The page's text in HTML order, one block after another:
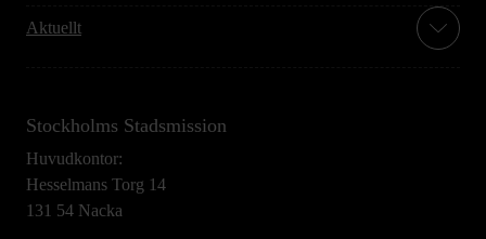
Aktuellt
Stockholms Stadsmission
Huvudkontor:
Hesselmans Torg 14
131 54 Nacka